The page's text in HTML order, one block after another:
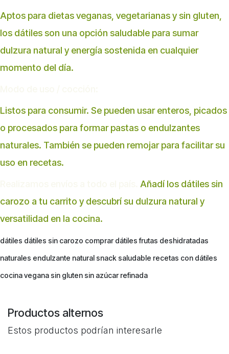
Aptos para dietas veganas, vegetarianas y sin gluten,
los dátiles son una opción saludable para sumar
dulzura natural y energía sostenida en cualquier
momento del día.
Listos para consumir. Se pueden usar enteros, picados
o procesados para formar pastas o endulzantes
naturales. También se pueden remojar para facilitar su
uso en recetas.
Añadí los dátiles sin
carozo a tu carrito y descubrí su dulzura natural y
versatilidad en la cocina.
dátiles dátiles sin carozo comprar dátiles frutas deshidratadas
naturales endulzante natural snack saludable recetas con dátiles
cocina vegana sin gluten sin azúcar refinada
Productos alternos
Estos productos podrían interesarle